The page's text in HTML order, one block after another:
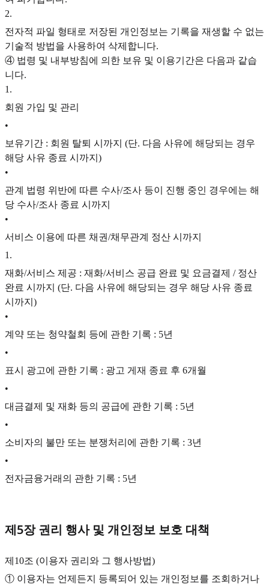
2.
전자적 파일 형태로 저장된 개인정보는 기록을 재생할 수 없는
기술적 방법을 사용하여 삭제합니다.
④ 법령 및 내부방침에 의한 보유 및 이용기간은 다음과 같습
니다.
1 .
회원 가입 및 관리
•
보유기간 : 회원 탈퇴 시까지 (단. 다음 사유에 해당되는 경우
해당 사유 종료 시까지)
•
관계 법령 위반에 따른 수사/조사 등이 진행 중인 경우에는 해
당 수사/조사 종료 시까지
•
서비스 이용에 따른 채권/채무관계 정산 시까지
1 .
재화/서비스 제공 : 재화/서비스 공급 완료 및 요금결제 / 정산
완료 시까지 (단. 다음 사유에 해당되는 경우 해당 사유 종료
시까지)
•
계약 또는 청약철회 등에 관한 기록 : 5년
•
표시 광고에 관한 기록 : 광고 게재 종료 후 6개월
•
대금결제 및 재화 등의 공급에 관한 기록 : 5년
•
소비자의 불만 또는 분쟁처리에 관한 기록 : 3년
•
전자금융거래의 관한 기록 : 5년
제5장 권리 행사 및 개인정보 보호 대책
제10조 (이용자 권리와 그 행사방법)
① 이용자는 언제든지 등록되어 있는 개인정보를 조회하거나